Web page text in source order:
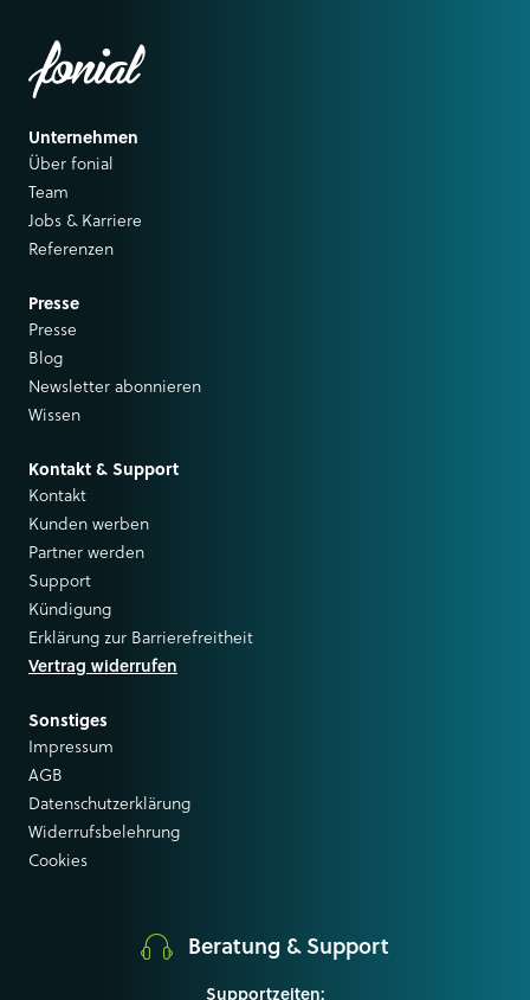
Unternehmen
Über fonial
Team
Jobs & Karriere
Referenzen
Presse
Presse
Blog
Newsletter abonnieren
Wissen
Kontakt & Support
Kontakt
Kunden werben
Partner werden
Support
Kündigung
Erklärung zur Barrierefreitheit
Vertrag widerrufen
Sonstiges
Impressum
AGB
Datenschutzerklärung
Widerrufsbelehrung
Cookies
Beratung & Support
Supportzeiten: